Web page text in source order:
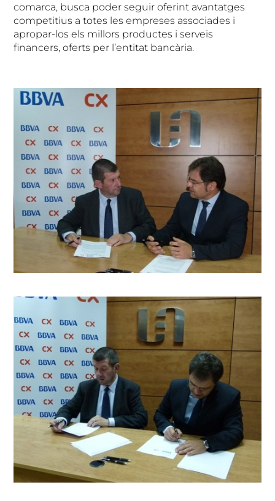
comarca, busca poder seguir oferint avantatges
competitius a totes les empreses associades i
apropar-los els millors productes i serveis
financers, oferts per l’entitat bancària.